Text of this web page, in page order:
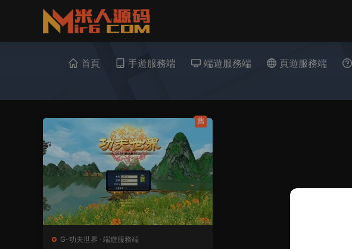
首頁 手遊服務端 端遊服務端 頁遊服務端
G-功夫世界 · 端遊服務端
薦